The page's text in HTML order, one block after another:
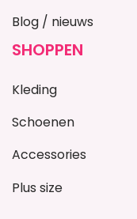
Blog / nieuws
SHOPPEN
Kleding
Schoenen
Accessories
Plus size